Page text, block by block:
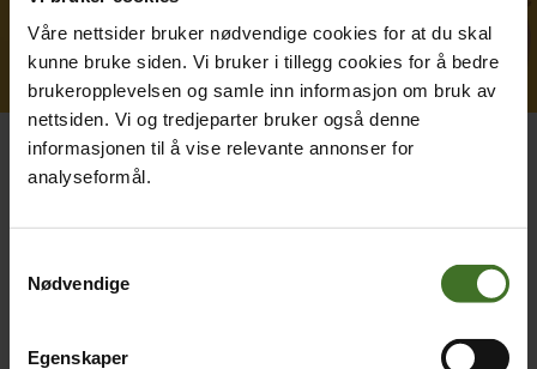
Våre nettsider bruker nødvendige cookies for at du skal
kunne bruke siden. Vi bruker i tillegg cookies for å bedre
brukeropplevelsen og samle inn informasjon om bruk av
nettsiden. Vi og tredjeparter bruker også denne
informasjonen til å vise relevante annonser for
analyseformål.
Nødvendige
Egenskaper
Mobilabonnement
Litt mer frihet – og litt mer data?
Vil junior ringe flere venner, og ha litt mer data å
perfekt oppgradering!